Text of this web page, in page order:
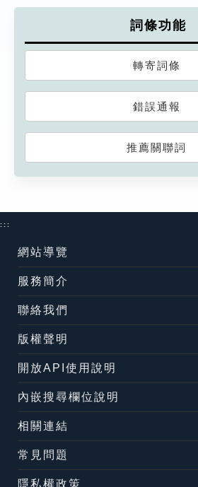
詞條功能
轉寄詞條
錯誤通報
推薦關聯詞
:::
網站導覽
服務簡介
聯絡我們
版權聲明
開放API使用說明
內嵌搜尋欄位說明
相關連結
常見問題
隱私權政策